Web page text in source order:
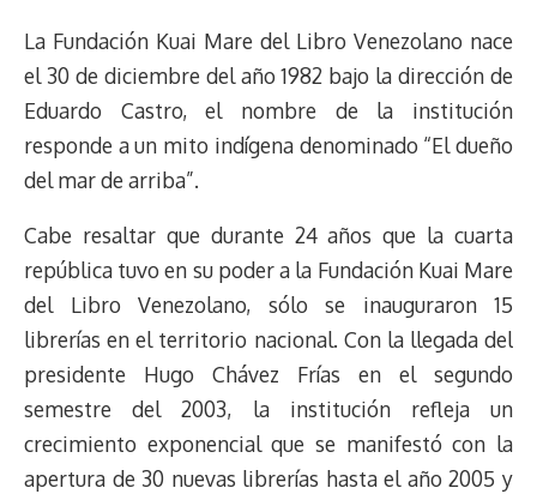
La Fundación Kuai Mare del Libro Venezolano nace
el 30 de diciembre del año 1982 bajo la dirección de
Eduardo Castro, el nombre de la institución
responde a un mito indígena denominado “El dueño
del mar de arriba”.
Cabe resaltar que durante 24 años que la cuarta
república tuvo en su poder a la Fundación Kuai Mare
del Libro Venezolano, sólo se inauguraron 15
librerías en el territorio nacional. Con la llegada del
presidente Hugo Chávez Frías en el segundo
semestre del 2003, la institución refleja un
crecimiento exponencial que se manifestó con la
apertura de 30 nuevas librerías hasta el año 2005 y